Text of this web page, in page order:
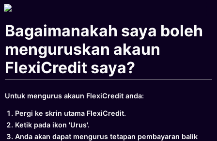
Bagaimanakah saya boleh
menguruskan akaun
FlexiCredit saya?
Untuk mengurus akaun FlexiCredit anda:
Pergi ke skrin utama FlexiCredit.
Ketik pada ikon 'Urus'.
Anda akan dapat mengurus tetapan pembayaran balik